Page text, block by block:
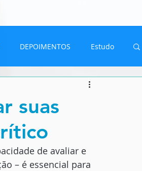
DEPOIMENTOS Estudo
suas
de avaliar e
– é essencial para